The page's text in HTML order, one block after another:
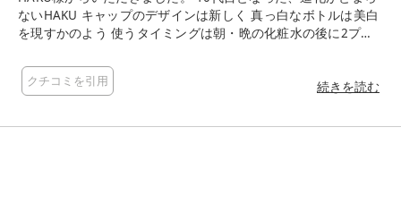
ないHAKU キャップのデザインは新しく 真っ白なボトルは美白
を現すかのよう 使うタイミングは朝・晩の化粧水の後に2プッ
ッシュ式ボトル 白くやわらかなクリーム状のテクスチャー なめ
らかなのびで、よりみずみずしくなったように感じました しっ
肌なじみも良くなって、ますます私好みの使い心地に 香りもほ
クチコミを引用 続きを読む